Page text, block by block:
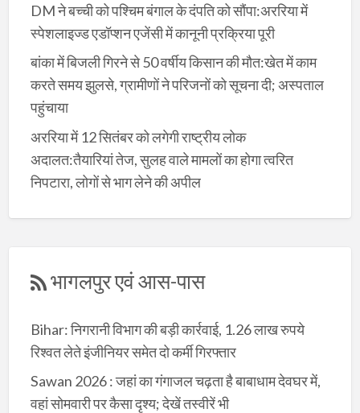
DM ने बच्ची को पश्चिम बंगाल के दंपति को सौंपा:अररिया में
स्पेशलाइज्ड एडॉप्शन एजेंसी में कानूनी प्रक्रिया पूरी
बांका में बिजली गिरने से 50 वर्षीय किसान की मौत:खेत में काम
करते समय झुलसे, ग्रामीणों ने परिजनों को सूचना दी; अस्पताल
पहुंचाया
अररिया में 12 सितंबर को लगेगी राष्ट्रीय लोक
अदालत:तैयारियां तेज, सुलह वाले मामलों का होगा त्वरित
निपटारा, लोगों से भाग लेने की अपील
भागलपुर एवं आस-पास
Bihar: निगरानी विभाग की बड़ी कार्रवाई, 1.26 लाख रुपये
रिश्वत लेते इंजीनियर समेत दो कर्मी गिरफ्तार
Sawan 2026 : जहां का गंगाजल चढ़ता है बाबाधाम देवघर में,
वहां सोमवारी पर कैसा दृश्य; देखें तस्वीरें भी